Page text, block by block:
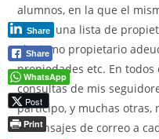
alumnos, en la que el
clases; una lista de
el mismo propietario
propiedades etc. En todos
consultas de mis
participo, y muchas otras,
o mensajes de correo a
Share
Share
WhatsApp
Post
Print